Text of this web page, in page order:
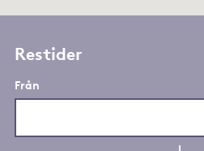
Restider
Från